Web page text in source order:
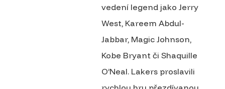
vedení legend jako Jerry
West, Kareem Abdul-
Jabbar, Magic Johnson,
Kobe Bryant či Shaquille
O’Neal. Lakers proslavili